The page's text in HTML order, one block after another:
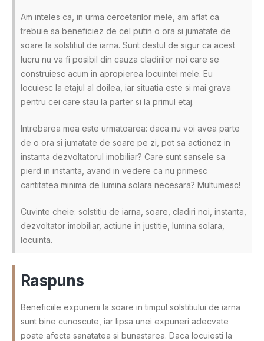
Am inteles ca, in urma cercetarilor mele, am aflat ca
trebuie sa beneficiez de cel putin o ora si jumatate de
soare la solstitiul de iarna. Sunt destul de sigur ca acest
lucru nu va fi posibil din cauza cladirilor noi care se
construiesc acum in apropierea locuintei mele. Eu
locuiesc la etajul al doilea, iar situatia este si mai grava
pentru cei care stau la parter si la primul etaj.
Intrebarea mea este urmatoarea: daca nu voi avea parte
de o ora si jumatate de soare pe zi, pot sa actionez in
instanta dezvoltatorul imobiliar? Care sunt sansele sa
pierd in instanta, avand in vedere ca nu primesc
cantitatea minima de lumina solara necesara? Multumesc!
Cuvinte cheie: solstitiu de iarna, soare, cladiri noi, instanta,
dezvoltator imobiliar, actiune in justitie, lumina solara,
locuinta.
Raspuns
Beneficiile expunerii la soare in timpul solstitiului de iarna
sunt bine cunoscute, iar lipsa unei expuneri adecvate
poate afecta sanatatea si bunastarea. Daca locuiesti la